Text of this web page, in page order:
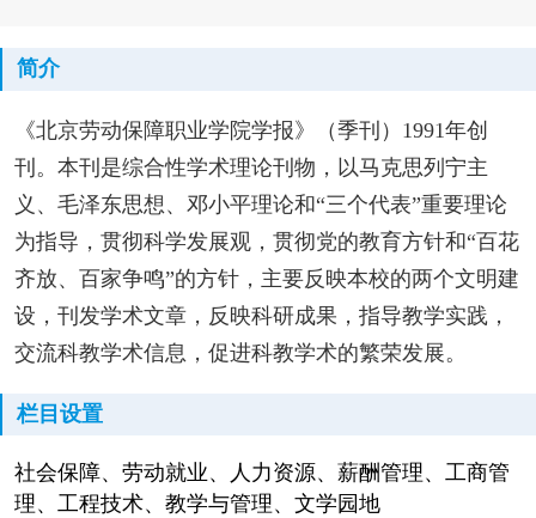
简介
《北京劳动保障职业学院学报》（季刊）1991年创
刊。本刊是综合性学术理论刊物，以马克思列宁主
义、毛泽东思想、邓小平理论和“三个代表”重要理论
为指导，贯彻科学发展观，贯彻党的教育方针和“百花
齐放、百家争鸣”的方针，主要反映本校的两个文明建
设，刊发学术文章，反映科研成果，指导教学实践，
交流科教学术信息，促进科教学术的繁荣发展。
栏目设置
社会保障、劳动就业、人力资源、薪酬管理、工商管
理、工程技术、教学与管理、文学园地